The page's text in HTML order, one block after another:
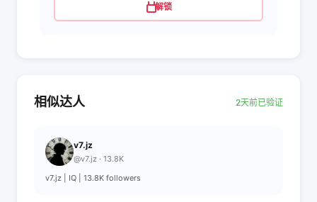
解锁
相似达人 2天前已验证
v7.jz
@v7.jz · 13.8K
v7.jz | IQ | 13.8K followers